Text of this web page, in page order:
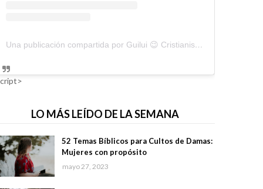
Una publicación compartida por Guilui 😉 Cristianismo Viral (@guiluiviral)
LO MÁS LEÍDO DE LA SEMANA
52 Temas Bíblicos para Cultos de Damas:
Mujeres con propósito
mayo 27, 2023